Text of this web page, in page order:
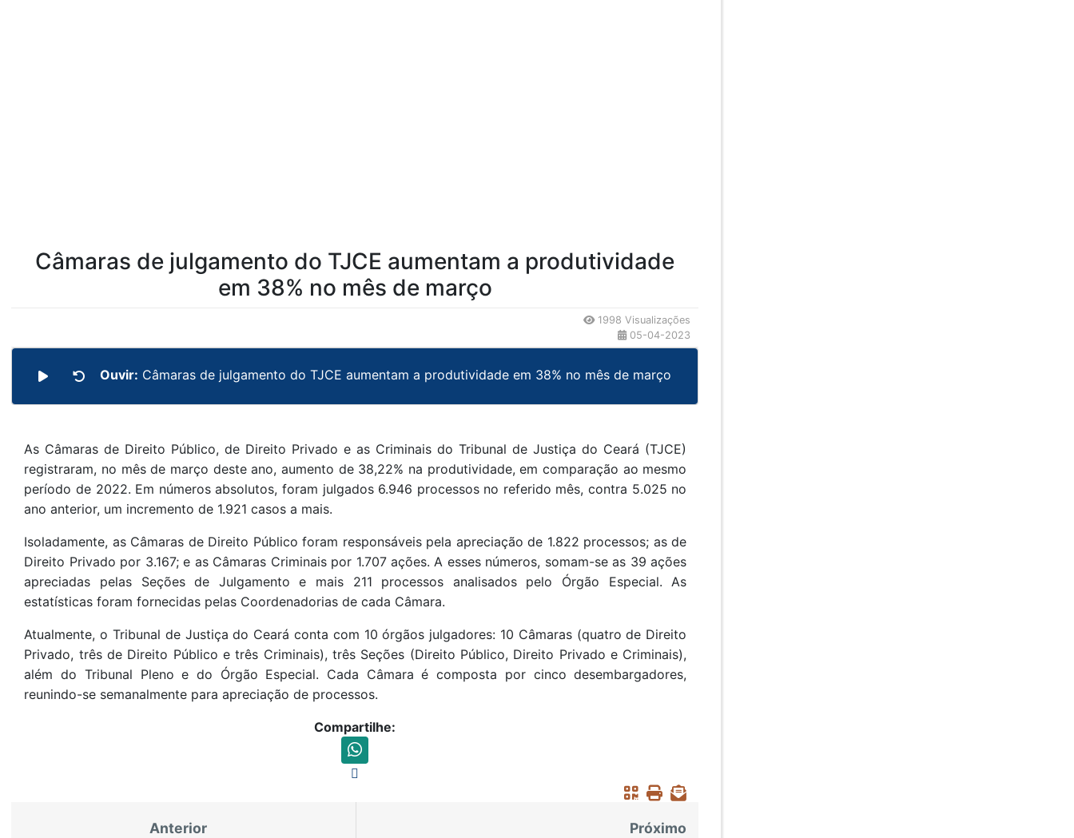
Câmaras de julgamento do TJCE aumentam a produtividade
em 38% no mês de março
1998 Visualizações
05-04-2023
Ouvir: Câmaras de julgamento do TJCE aumentam a produtividade em 38% no mês de março
As Câmaras de Direito Público, de Direito Privado e as Criminais do Tribunal de Justiça do Ceará (TJCE)
registraram, no mês de março deste ano, aumento de 38,22% na produtividade, em comparação ao mesmo
período de 2022. Em números absolutos, foram julgados 6.946 processos no referido mês, contra 5.025 no
ano anterior, um incremento de 1.921 casos a mais.
Isoladamente, as Câmaras de Direito Público foram responsáveis pela apreciação de 1.822 processos; as de
Direito Privado por 3.167; e as Câmaras Criminais por 1.707 ações. A esses números, somam-se as 39 ações
apreciadas pelas Seções de Julgamento e mais 211 processos analisados pelo Órgão Especial. As
estatísticas foram fornecidas pelas Coordenadorias de cada Câmara.
Atualmente, o Tribunal de Justiça do Ceará conta com 10 órgãos julgadores: 10 Câmaras (quatro de Direito
Privado, três de Direito Público e três Criminais), três Seções (Direito Público, Direito Privado e Criminais),
além do Tribunal Pleno e do Órgão Especial. Cada Câmara é composta por cinco desembargadores,
reunindo-se semanalmente para apreciação de processos.
Compartilhe:
Anterior Próximo